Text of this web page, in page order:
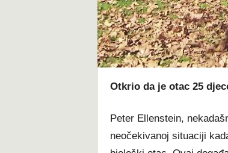
t
Otkrio da je otac 25
Peter Ellenstein,
neočekivanoj situaciji